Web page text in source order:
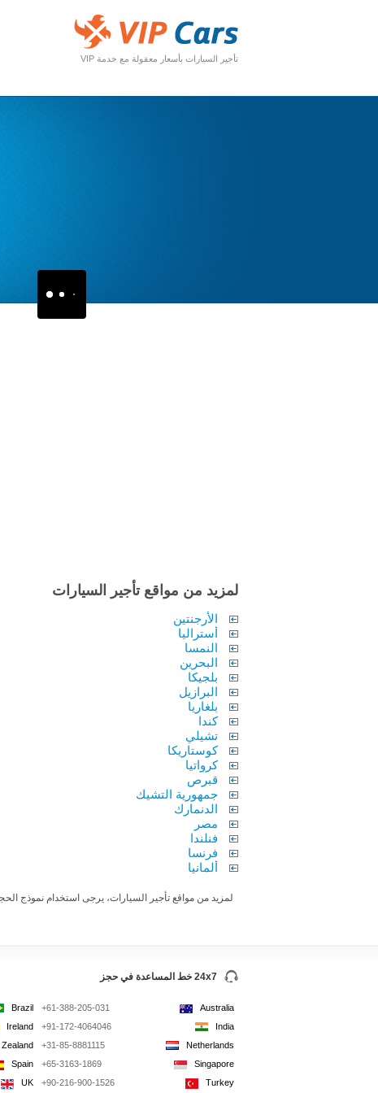
تأجير السيارات بأسعار معقولة مع خدمة VIP
لمزيد من مواقع تأجير السيارات
الأرجنتين
أستراليا
النمسا
البحرين
بلجيكا
البرازيل
بلغاريا
كندا
تشيلي
كوستاريكا
كرواتيا
قبرص
جمهورية التشيك
الدنمارك
مصر
فنلندا
فرنسا
ألمانيا
لمزيد من مواقع تأجير السيارات، يرجى استخدام نموذج
24x7 خط المساعدة في حجز
Australia
+61-388-205-031
Brazil
India
+91-172-4064046
Ireland
Netherlands
+31-85-8881115
Singapore
+65-3163-1869
Spain
Turkey
+90-216-900-1526
UK